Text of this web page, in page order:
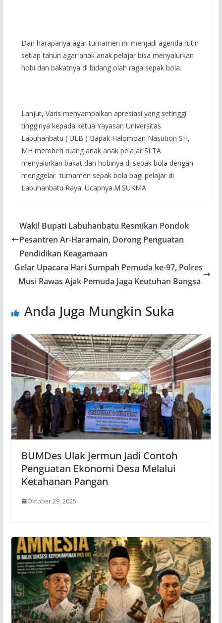
Dan harapanya agar turnamen ini menjadi agenda rutin
setiap tahun agar anak anak pelajar bisa menyalurkan
hobi dan bakatnya di bidang olah raga sepak bola.
Lanjut, Varis menyampaikan apresiasi yang setinggi
tingginya kepada ketua Yayasan Universitas
Labuhanbatu ( ULB ) Bapak Halomoan Nasution SH,
MH memberi ruang anak anak pelajar SLTA
menyalurkan bakat dan hobinya di sepak bola dengan
menggelar turnamen sepak bola bagi pelajar di
Labuhanbatu Raya. Ucapnya.M.SUKMA
Wakil Bupati Labuhanbatu Resmikan Pondok
Pesantren Ar-Haramain, Dorong Penguatan
Pendidikan Keagamaan
Gelar Upacara Hari Sumpah Pemuda ke-97, Polres
Musi Rawas Ajak Pemuda Jaga Keutuhan Bangsa
Anda Juga Mungkin Suka
BUMDes Ulak Jermun Jadi Contoh
Penguatan Ekonomi Desa Melalui
Ketahanan Pangan
Oktober 29, 2025